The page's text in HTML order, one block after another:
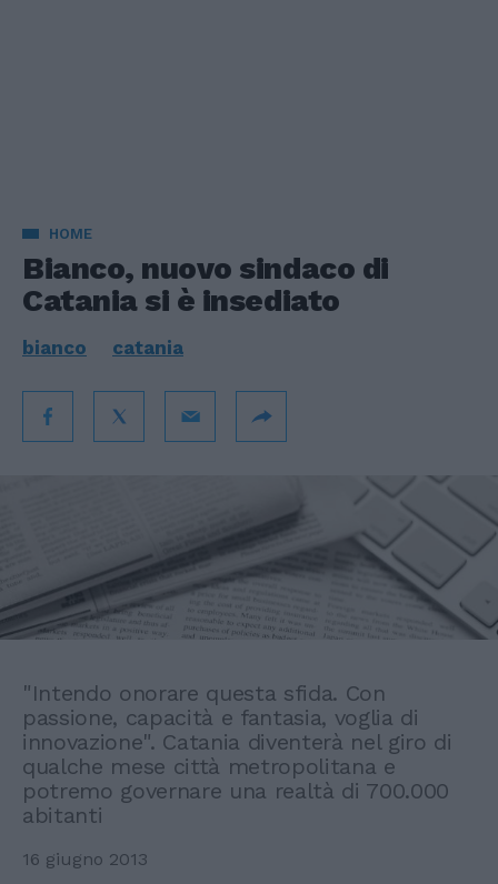
HOME
Bianco, nuovo sindaco di
Catania si è insediato
bianco catania
"Intendo onorare questa sfida. Con
passione, capacità e fantasia, voglia di
innovazione". Catania diventerà nel giro di
qualche mese città metropolitana e
potremo governare una realtà di 700.000
abitanti
16 giugno 2013